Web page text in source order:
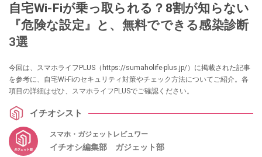
自宅Wi-Fiが乗っ取られる？8割が知らない
『危険な設定』と、無料でできる感染診断
3選
今回は、スマホライフPLUS（https://sumaholife-plus.jp/）に掲載された記事
を参考に、自宅Wi-Fiのセキュリティ対策やチェック方法についてご紹介。各
項目の詳細はぜひ、スマホライフPLUSでご確認ください。
イチオシスト
スマホ・ガジェットレビュワー
イチオシ編集部 ガジェット部